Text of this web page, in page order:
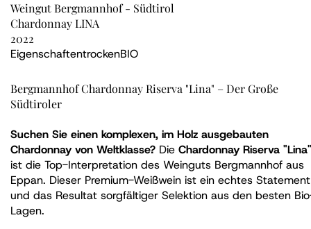
Weingut Bergmannhof - Südtirol
Chardonnay LINA
2022
EigenschaftentrockenBIO
Bergmannhof Chardonnay Riserva "Lina" – Der Große
Südtiroler
Suchen Sie einen komplexen, im Holz ausgebauten
Chardonnay von Weltklasse? Die Chardonnay Riserva "Lina"
ist die Top-Interpretation des Weinguts Bergmannhof aus
Eppan. Dieser Premium-Weißwein ist ein echtes Statement
und das Resultat sorgfältiger Selektion aus den besten
Lagen.